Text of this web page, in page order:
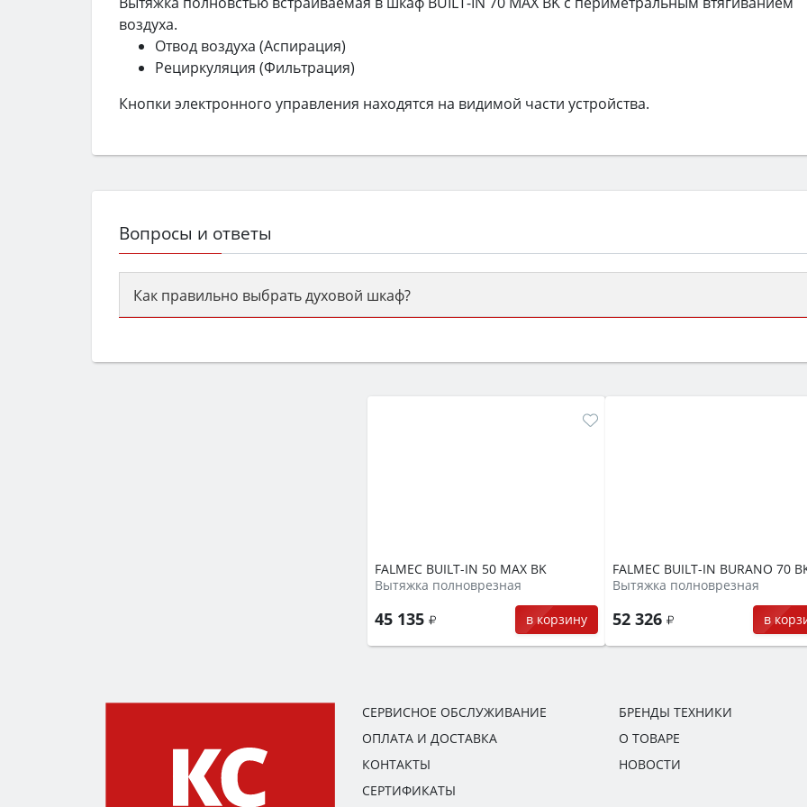
воздуха.
Отвод воздуха (Аспирация)
Рециркуляция (Фильтрация)
Кнопки электронного управления находятся на видимой части устройства.
Вопросы и ответы
Как правильно выбрать духовой шкаф?
семьи, класс энергопотребления не ниже A и нужные функции (конвекция, гриль,
FALMEC BUILT-IN 50 MAX BK
Вытяжка полноврезная
45 135 в корзину
FALMEC BUILT-IN BURANO 70
Вытяжка полноврезная
52 326 в
СЕРВИСНОЕ ОБСЛУЖИВАНИЕ
ОПЛАТА И ДОСТАВКА
КОНТАКТЫ
СЕРТИФИКАТЫ
БРЕНДЫ ТЕХНИКИ
О ТОВАРЕ
НОВОСТИ